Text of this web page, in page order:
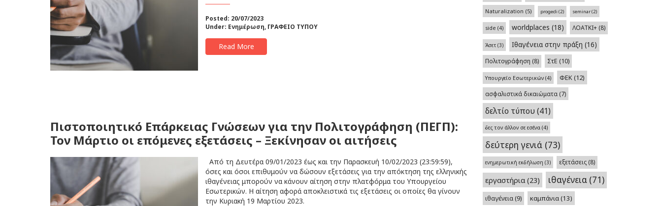
Posted: 20/07/2023
Under: Ενημέρωση, ΓΡΑΦΕΙΟ ΤΥΠΟΥ
Read More
Πιστοποιητικό Επάρκειας Γνώσεων για την Πολιτογράφηση (ΠΕΓΠ):
Τον Μάρτιο οι επόμενες εξετάσεις – Ξεκίνησαν οι αιτήσεις
Από τη Δευτέρα 09/01/2023 έως και την Παρασκευή 10/02/2023 (23:59:59),
όσες και όσοι επιθυμούν να δώσουν εξετάσεις για την απόκτηση της ελληνικής
ιθαγένειας μπορούν να κάνουν αίτηση στην πλατφόρμα του Υπουργείου
Εσωτερικών. Η αίτηση αφορά αποκλειστικά τις εξετάσεις οι οποίες θα γίνουν
την Κυριακή 19 Μαρτίου 2023.
Naturalization (5) progedi (2) seminar(2)
side (4) worldplaces (18) ΛΟΑΤΚΙ+(8)
Άσετ(3) Ιθαγένεια στην πράξη (16)
Πολιτογράφηση (8) ΣτΕ (10)
Υπουργείο Εσωτερικών(4) ΦΕΚ(12)
ασφαλιστικά δικαιώματα (7)
δελτίο τύπου (41)
δες τον άλλον σε εσένα(4)
δεύτερη γενιά(73)
ενημερωτική εκδήλωση (3) εξετάσεις(8)
εργαστήρια(23) ιθαγένεια(71)
ιθαγένεια(9) καμπάνια(13)